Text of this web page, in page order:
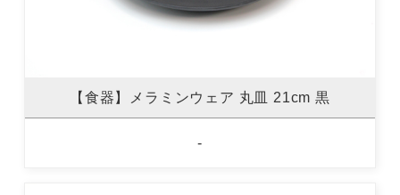
【食器】メラミンウェア 丸皿 21cm 黒
-